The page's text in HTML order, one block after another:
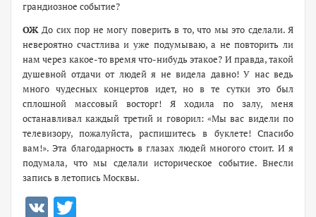
грандиозное событие?
ОЖДо сих пор не могу поверить в то, что мы это сделали. Я
невероятно счастлива и уже подумываю, а не повторить ли
нам через какое-то время что-нибудь этакое? И правда, такой
душевной отдачи от людей я не видела давно! У нас ведь
много чудесных концертов идет, но в те сутки это был
сплошной массовый восторг! Я ходила по залу, меня
останавливал каждый третий и говорил: «Мы вас видели по
телевизору, пожалуйста, распишитесь в буклете! Спасибо
вам!». Эта благодарность в глазах людей многого стоит. И я
подумала, что мы сделали историческое событие. Внесли
запись в летопись Москвы.
VK